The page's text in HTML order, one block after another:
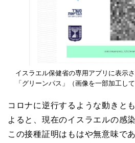
イスラエル保健省の専用アプリに表示
「グリーンパス」（画像を一部加工し
コロナに逆行するような動きと
よると、現在のイスラエルの感
この接種証明はもはや無意味で